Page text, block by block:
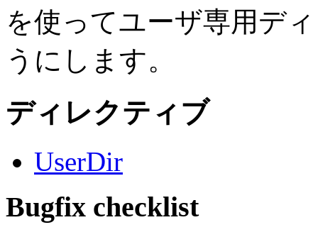
を使ってユーザ専用デ
うにします。
ディレクティブ
UserDir
Bugfix checklist